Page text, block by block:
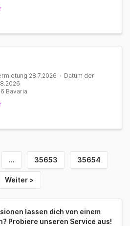
28.7.2026 · Datum der
Bavaria
… 35653 35654
Weiter >
lassen dich von einem
Probiere unseren Service aus!